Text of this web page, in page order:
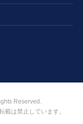
Reserved.
載は禁止しています。